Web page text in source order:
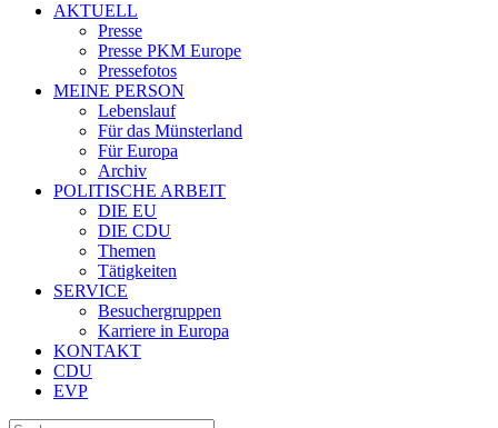
AKTUELL
Presse
Presse PKM Europe
Pressefotos
MEINE PERSON
Lebenslauf
Für das Münsterland
Für Europa
Archiv
POLITISCHE ARBEIT
DIE EU
DIE CDU
Themen
Tätigkeiten
SERVICE
Besuchergruppen
Karriere in Europa
KONTAKT
CDU
EVP